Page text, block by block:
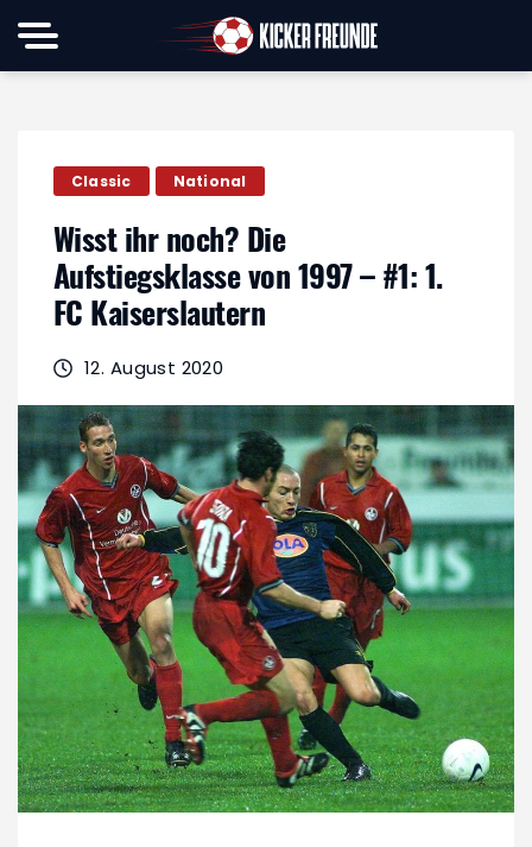
Classic National
Wisst ihr noch? Die
Aufstiegsklasse von 1997 – #1: 1.
FC Kaiserslautern
12. August 2020